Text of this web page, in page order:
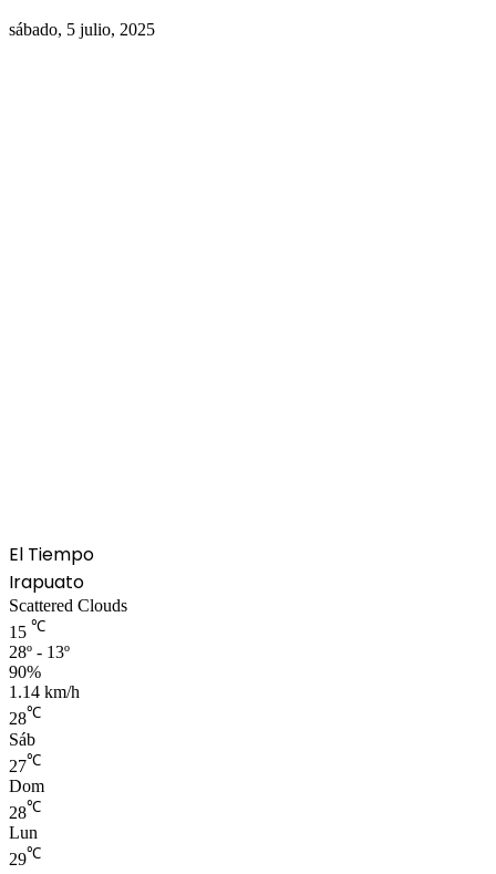
sábado, 5 julio, 2025
El Tiempo
Irapuato
Scattered Clouds
15 ℃
28º - 13º
90%
1.14 km/h
28℃
Sáb
27℃
Dom
28℃
Lun
29℃